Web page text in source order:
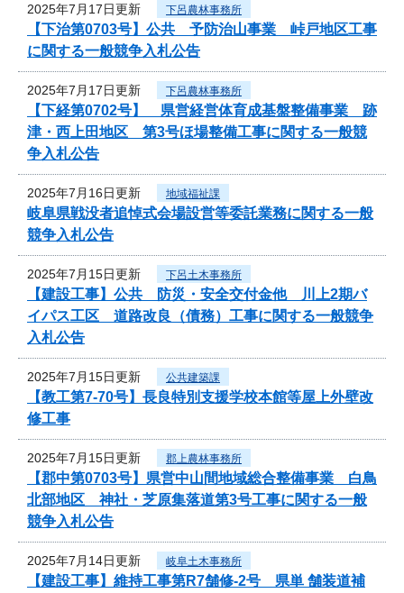
2025年7月17日更新 下呂農林事務所
【下治第0703号】公共 予防治山事業 峠戸地区工事
に関する一般競争入札公告
2025年7月17日更新 下呂農林事務所
【下経第0702号】 県営経営体育成基盤整備事業 跡
津・西上田地区 第3号ほ場整備工事に関する一般競
争入札公告
2025年7月16日更新 地域福祉課
岐阜県戦没者追悼式会場設営等委託業務に関する一般
競争入札公告
2025年7月15日更新 下呂土木事務所
【建設工事】公共 防災・安全交付金他 川上2期バ
イパス工区 道路改良（債務）工事に関する一般競争
入札公告
2025年7月15日更新 公共建築課
【教工第7-70号】長良特別支援学校本館等屋上外壁改
修工事
2025年7月15日更新 郡上農林事務所
【郡中第0703号】県営中山間地域総合整備事業 白鳥
北部地区 神社・芝原集落道第3号工事に関する一般
競争入札公告
2025年7月14日更新 岐阜土木事務所
【建設工事】維持工事第R7舗修-2号 県単 舗装道補